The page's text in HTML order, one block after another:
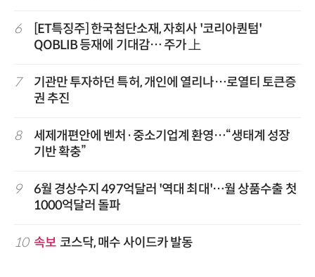
6
[ET특징주] 한국첨단소재, 자회사 '코리아퀀텀'
QOBLIB 등재에 기대감… 주가 上
7
기관만 투자하던 특허, 개인에 열리나…로열티 토큰증
권 추진
8
세제개편안에 벤처·중소기업계 환영…“생태계 성장
기반 확충”
9
6월 경상수지 497억달러 '역대 최대'…월 상품수출 첫
1000억달러 돌파
10 속보 코스닥, 매수 사이드카 발동